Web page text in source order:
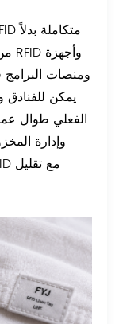
يمكن
الفعلي طوال
وإدارة